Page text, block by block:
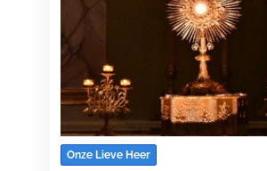
Onze Lieve Heer